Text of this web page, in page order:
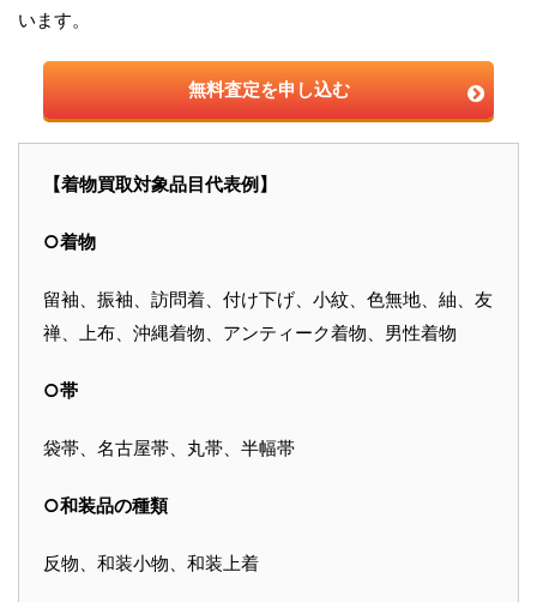
います。
無料査定を申し込む
【着物買取対象品目代表例】
○着物
留袖、振袖、訪問着、付け下げ、小紋、色無地、紬、友
禅、上布、沖縄着物、アンティーク着物、男性着物
○帯
袋帯、名古屋帯、丸帯、半幅帯
○和装品の種類
反物、和装小物、和装上着